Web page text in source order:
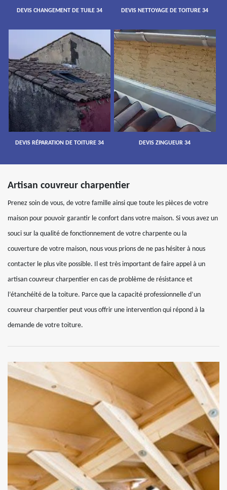
DEVIS CHANGEMENT DE TUILE 34 DEVIS NETTOYAGE DE TOITURE 34
DEVIS RÉPARATION DE TOITURE 34 DEVIS ZINGUEUR 34
Artisan couvreur charpentier
Prenez soin de vous, de votre famille ainsi que toute les pièces de votre
maison pour pouvoir garantir le confort dans votre maison. Si vous avez un
souci sur la qualité de fonctionnement de votre charpente ou la
couverture de votre maison, nous vous prions de ne pas hésiter à nous
contacter le plus vite possible. Il est très important de faire appel à un
artisan couvreur charpentier en cas de problème de résistance et
l’étanchéité de la toiture. Parce que la capacité professionnelle d’un
couvreur charpentier peut vous offrir une intervention qui répond à la
demande de votre toiture.